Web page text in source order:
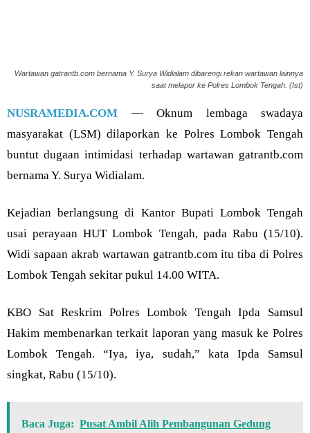
Wartawan gatrantb.com bernama Y. Surya Widialam dibarengi rekan wartawan lainnya
saat melapor ke Polres Lombok Tengah. (Ist)
NUSRAMEDIA.COM — Oknum lembaga swadaya
masyarakat (LSM) dilaporkan ke Polres Lombok Tengah
buntut dugaan intimidasi terhadap wartawan gatrantb.com
bernama Y. Surya Widialam.
Kejadian berlangsung di Kantor Bupati Lombok Tengah
usai perayaan HUT Lombok Tengah, pada Rabu (15/10).
Widi sapaan akrab wartawan gatrantb.com itu tiba di Polres
Lombok Tengah sekitar pukul 14.00 WITA.
KBO Sat Reskrim Polres Lombok Tengah Ipda Samsul
Hakim membenarkan terkait laporan yang masuk ke Polres
Lombok Tengah. “Iya, iya, sudah,” kata Ipda Samsul
singkat, Rabu (15/10).
Baca Juga: Pusat Ambil Alih Pembangunan Gedung